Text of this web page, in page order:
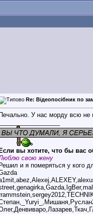
Re: Відеопосібник по
Печально. У нас морду всю не
Если вы хотите, что бы вас
свою жену
Решил и я померяться у кого